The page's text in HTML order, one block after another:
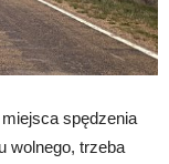
spędzenia
wolnego, trzeba